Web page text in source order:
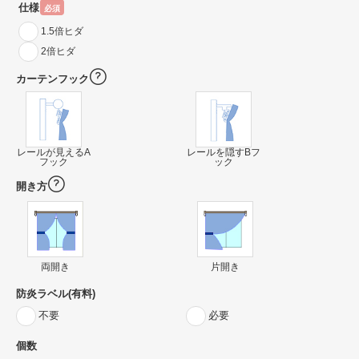
仕様 必須
1.5倍ヒダ
2倍ヒダ
カーテンフック
レールが見えるA
フック
レールを隠すBフ
ック
開き方
両開き 片開き
防炎ラベル(有料)
不要
必要
個数